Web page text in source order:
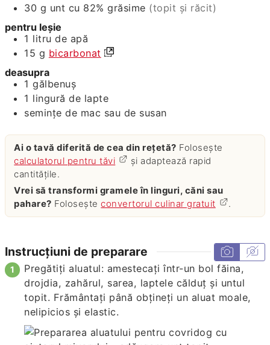
30 g unt cu 82% grăsime (topit și răcit)
pentru leșie
1 litru de apă
15 g bicarbonat
deasupra
1 gălbenuș
1 lingură de lapte
semințe de mac sau de susan
Ai o tavă diferită de cea din rețetă? Folosește
calculatorul pentru tăvi
și adaptează rapid
cantitățile.
Vrei să transformi gramele în linguri, căni sau
pahare? Foloseșteconvertorul culinar gratuit .
Instrucțiuni de preparare
Pregătiți aluatul: amestecați într-un bol făina,
drojdia, zahărul, sarea, laptele călduț și untul
topit. Frământați până obțineți un aluat moale,
nelipicios și elastic.